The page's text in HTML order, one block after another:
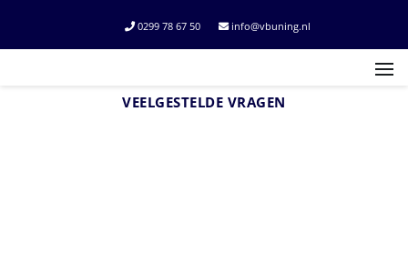
0299 78 67 50 info@vbuning.nl
VEELGESTELDE VRAGEN